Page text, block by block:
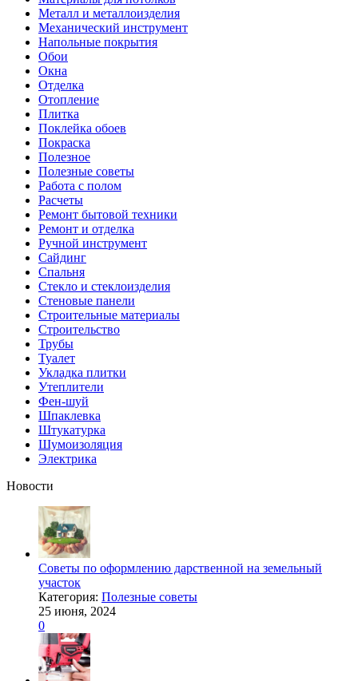
Металл и металлоизделия
Механический инструмент
Напольные покрытия
Обои
Окна
Отделка
Отопление
Плитка
Поклейка обоев
Покраска
Полезное
Полезные советы
Работа с полом
Расчеты
Ремонт бытовой техники
Ремонт и отделка
Ручной инструмент
Сайдинг
Спальня
Стекло и стеклоизделия
Стеновые панели
Строительные материалы
Строительство
Трубы
Туалет
Укладка плитки
Утеплители
Фен-шуй
Шпаклевка
Штукатурка
Шумоизоляция
Электрика
Новости
Советы по оформлению дарственной на земельный
участок
Категория: Полезные советы
25 июня, 2024
0